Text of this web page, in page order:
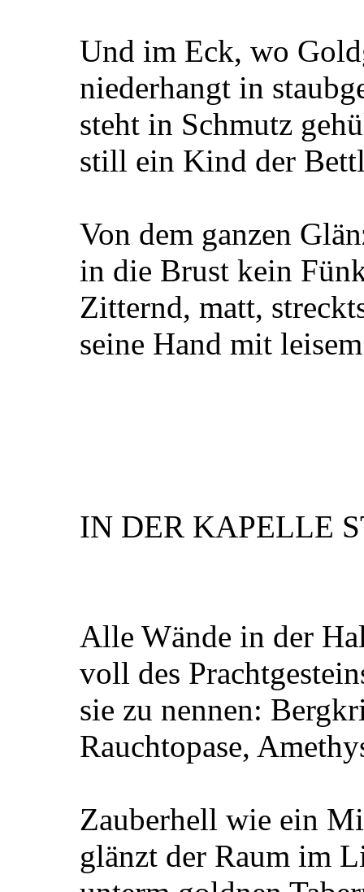
Und im Eck, wo
niederhangt in
steht in Schmutz
still ein Kind der
Von dem ganzen
in die Brust kein
Zitternd, matt,
seine Hand mit
IN DER KAPELLE
Alle Wände in der
voll des
sie zu nennen:
Rauchtopase,
Zauberhell wie ein
glänzt der Raum im